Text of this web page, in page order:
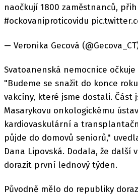
naočkují 1800 zaměstnanců,
#ockovaniproticovidu
— Veronika Gecová
Svatoanenská nemocnice
"Budeme se snažit do konce
vakcíny, které jsme dostali. Část
Masarykovu onkologickému
kardiovaskulární a
půjde do domovů seniorů,"
Dana Lipovská. Dodala, že další
dorazit první lednový týden.
Původně mělo do republiky